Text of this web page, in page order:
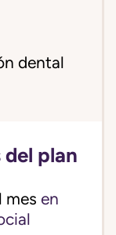
dental
plan
mes en